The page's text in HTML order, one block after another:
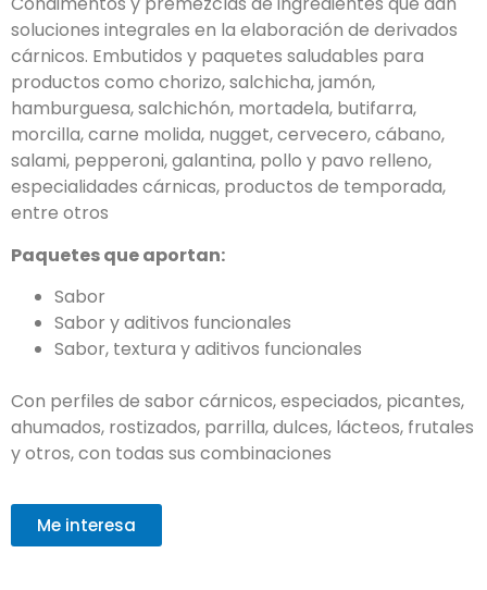
soluciones integrales en la elaboración de derivados
cárnicos. Embutidos y paquetes saludables para
productos como chorizo, salchicha, jamón,
hamburguesa, salchichón, mortadela, butifarra,
morcilla, carne molida, nugget, cervecero, cábano,
salami, pepperoni, galantina, pollo y pavo relleno,
especialidades cárnicas, productos de temporada,
entre otros
Paquetes que aportan:
Sabor
Sabor y aditivos funcionales
Sabor, textura y aditivos funcionales
Con perfiles de sabor cárnicos, especiados, picantes,
ahumados, rostizados, parrilla, dulces, lácteos, frutales
y otros, con todas sus combinaciones
Me interesa